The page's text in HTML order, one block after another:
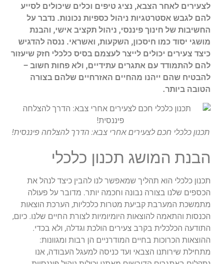
לצעירים לאחר הצבא, נציג טיפים וכלים שיכולים לסייע
להם לגבש אסטרטגיות ניהול כספיות נכונות. נדבר על
החשיבות של חינוך פיננסי, ניהול תקציב אישי, והבנת
מושגי יסוד כמו חיסכון, השקעות, ואשראי. ננסה להדגיש
כיצד צעירים יכולים לייצר לעצמם בסיס כלכלי חזק שיעזור
להם להתמודד עם אתגרים עתידיים, ולא פחות חשוב –
להבטיח שהם ייהנו מהחיים האזרחיים שלהם בצורה
הטובה ביותר.
תכנון כלכלי חכם לצעירים אחרי צבא: הדרך להצלחה פיננסית!
הבנת המושג תכנון כלכלי
תכנון כלכלי הוא תהליך שמאפשר לנו להבין כיצד לנהל את
הכספים שלנו בצורה נבונה וחכמה יותר. מדובר על פעולה
מתמשכת המערבת קביעת מטרות כלכליות, הערכת הוצאות
הכנסות והתאמה להוצאות היומיומיות לצורת החיים שלנו. כיום,
התודעה הכלכלית בקרב צעירים הולכת וגדלה, ולא בכדי.
ההוצאות הכרוכות בחיים המודרניים הן רבות ומגוונות:
מתחילת שירותנו הצבאי ועד כניסה למעגל העבודה, אנו